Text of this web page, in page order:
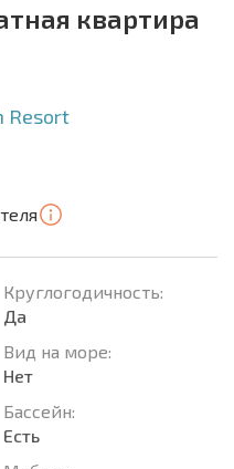
квартира
Resort
Круглогодичность:
Да
Вид на море:
Нет
Басcейн:
Есть